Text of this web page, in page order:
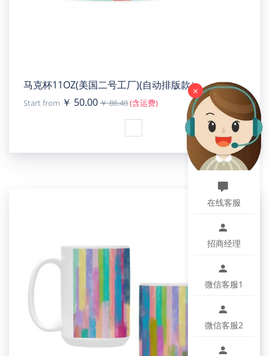
马克杯11OZ(美国二号工厂)(自动排版款）
Start from ￥ 50.00￥ 86.40(含运费)
×
在线客服
招商经理
微信客服1
微信客服2